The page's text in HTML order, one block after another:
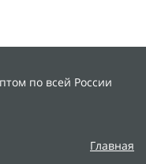
по всей России
Главная